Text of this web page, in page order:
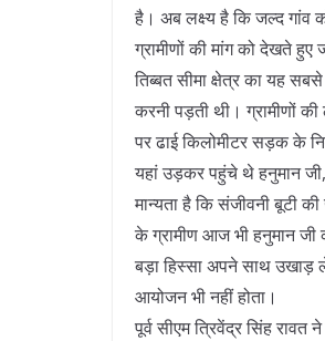
है। अब लक्ष्य है कि जल्द गांव
ग्रामीणों की मांग को देखते हुए
तिब्बत सीमा क्षेत्र का यह
करनी पड़ती थी। ग्रामीणों
पर ढाई किलोमीटर सड़क के
यहां उड़कर पहुंचे थे हनुमान
मान्यता है कि संजीवनी बूटी
के ग्रामीण आज भी हनुमान जी
बड़ा हिस्सा अपने साथ उखाड़
आयोजन भी नहीं होता।
पूर्व सीएम त्रिवेंद्र सिंह रावत